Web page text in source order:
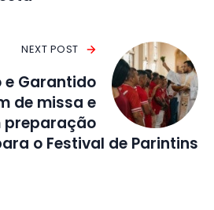
NEXT POST
Garantido
de missa e
preparação
o Festival de Parintins